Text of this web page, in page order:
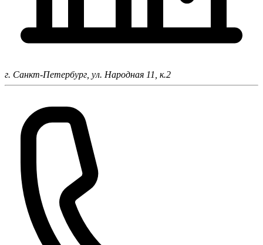
г. Санкт-Петербург, ул. Народная 11, к.2